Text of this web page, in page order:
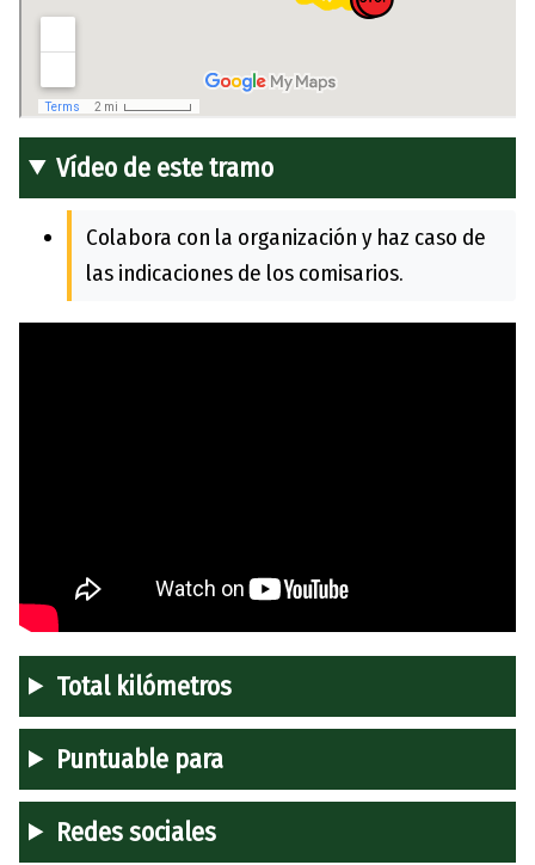
Vídeo de este tramo
Colabora con la organización y haz caso de
las indicaciones de los comisarios.
Total kilómetros
Puntuable para
Redes sociales